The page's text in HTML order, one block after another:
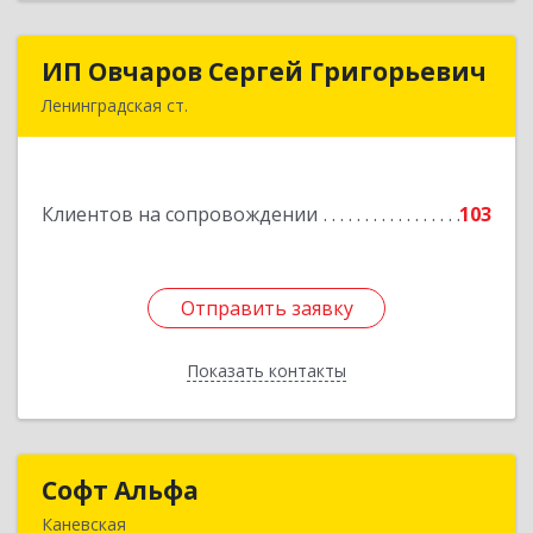
ИП Овчаров Сергей Григорьевич
Ленинградская ст.
Клиентов на сопровождении 103
Отправить заявку
Показать контакты
ИП Овчаров Сергей Григорьевич
Отправить заявку
Назад
Софт Альфа
Каневская